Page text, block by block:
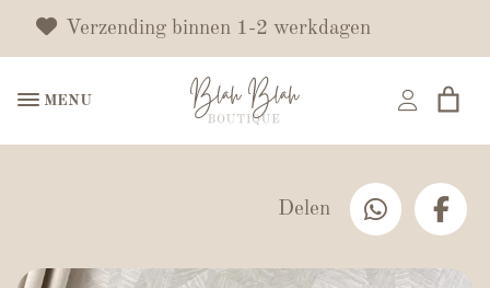
Verzending binnen 1-2 werkdagen
MENU
Delen